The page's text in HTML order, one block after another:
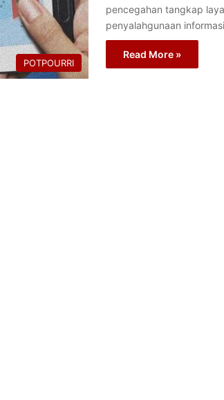
POTPOURRI
pencegahan tangkap
penyalahgunaan
Read More »